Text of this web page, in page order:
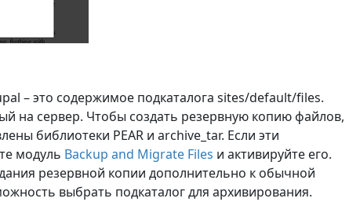
– это содержимое подкаталога sites/default/files.
на сервер. Чтобы создать резервную копию файлов,
библиотеки PEAR и archive_tar. Если эти
модуль Backup and Migrate Files и активируйте его.
резервной копии дополнительно к обычной
выбрать подкаталог для архивирования.